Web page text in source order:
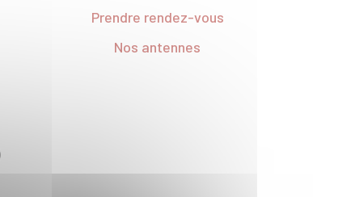
Prendre rendez-vous
Nos antennes